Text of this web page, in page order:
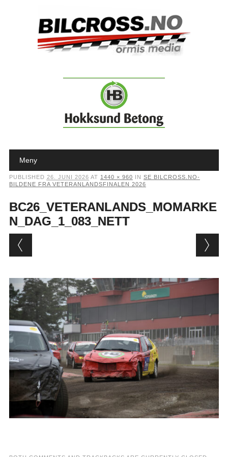
Main menu
Meny
PUBLISHED 26. JUNI 2026 AT 1440 × 960 IN SE BILCROSS.NO-
BILDENE FRA VETERANLANDSFINALEN 2026
BC26_VETERANLANDS_MOMARKE
N_DAG_1_083_NETT